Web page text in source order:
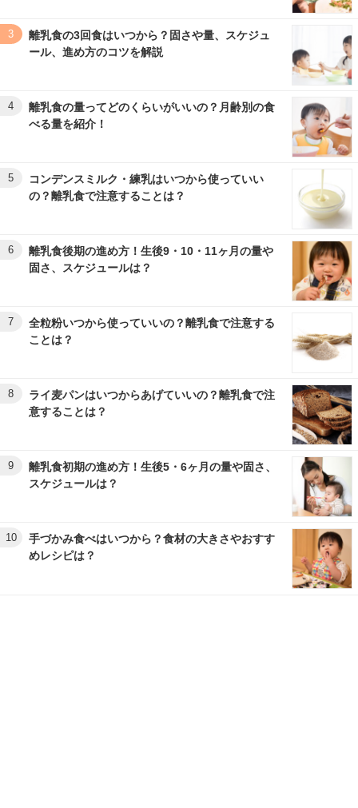
3
離乳食の3回食はいつから？固さや量、スケジュ
ール、進め方のコツを解説
4
離乳食の量ってどのくらいがいいの？月齢別の食
べる量を紹介！
5
コンデンスミルク・練乳はいつから使っていい
の？離乳食で注意することは？
6
離乳食後期の進め方！生後9・10・11ヶ月の量や
固さ、スケジュールは？
7
全粒粉いつから使っていいの？離乳食で注意する
ことは？
8
ライ麦パンはいつからあげていいの？離乳食で注
意することは？
9
離乳食初期の進め方！生後5・6ヶ月の量や固さ、
スケジュールは？
10
手づかみ食べはいつから？食材の大きさやおすす
めレシピは？